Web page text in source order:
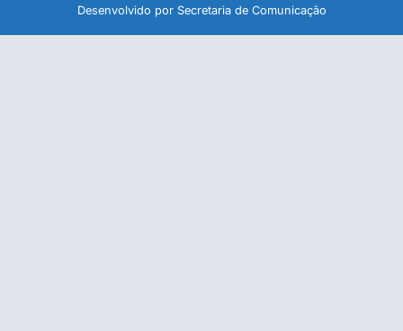
Desenvolvido por Secretaria de Comunicação